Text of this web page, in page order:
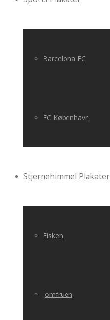
Barcelona FC
FC København
Stjernehimmel Plakater
Fisken
Jomfruen